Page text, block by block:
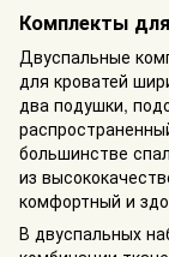
Комплекты
Двуспальные
для кроватей
два подушки,
большинстве
из
комфортный и
В двуспальных